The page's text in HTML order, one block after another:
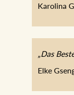
Karolina
„Das
Elke